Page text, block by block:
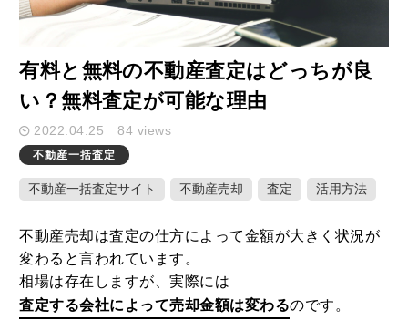
Youtube解説記事
キーワード検索
ここ1ヶ月の人気記事
有料と無料の不動産査定はどっちが良
い？無料査定が可能な理由
2022.04.25 84 views
不動産一括査定
不動産一括査定サイト 不動産売却 査定 活用方法
不動産売却は査定の仕方によって金額が大きく状況が
変わると言われています。
相場は存在しますが、実際には
査定する会社によって売却金額は変わるのです。